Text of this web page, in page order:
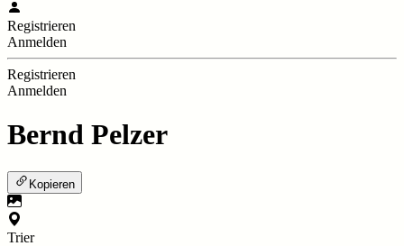
Registrieren
Anmelden
Registrieren
Anmelden
Bernd Pelzer
Kopieren
Trier